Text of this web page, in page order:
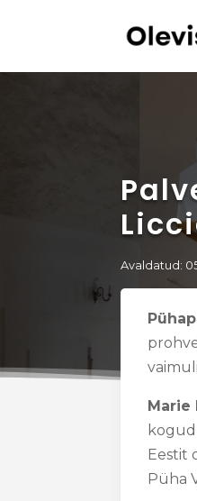
Avaldatud:
Marie
Eestit
Püha